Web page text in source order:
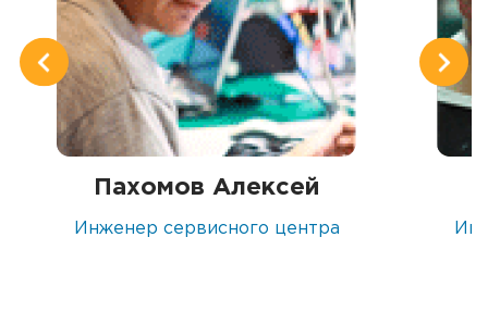
Пахомов Алексей
Инженер сервисного центра